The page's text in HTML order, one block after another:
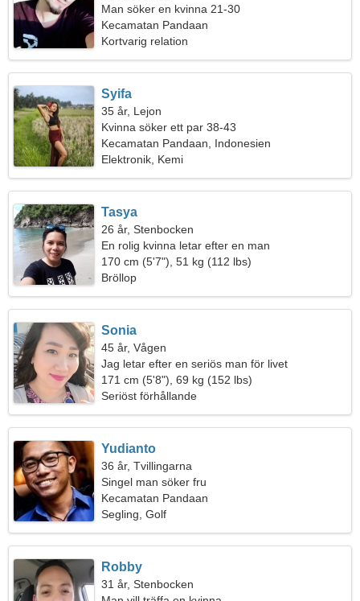
Man söker en kvinna 21-30
Kecamatan Pandaan
Kortvarig relation
Syifa
35 år, Lejon
Kvinna söker ett par 38-43
Kecamatan Pandaan, Indonesien
Elektronik, Kemi
Tasya
26 år, Stenbocken
En rolig kvinna letar efter en man
170 cm (5'7"), 51 kg (112 lbs)
Bröllop
Sonia
45 år, Vågen
Jag letar efter en seriös man för livet
171 cm (5'8"), 69 kg (152 lbs)
Seriöst förhållande
Yudianto
36 år, Tvillingarna
Singel man söker fru
Kecamatan Pandaan
Segling, Golf
Robby
31 år, Stenbocken